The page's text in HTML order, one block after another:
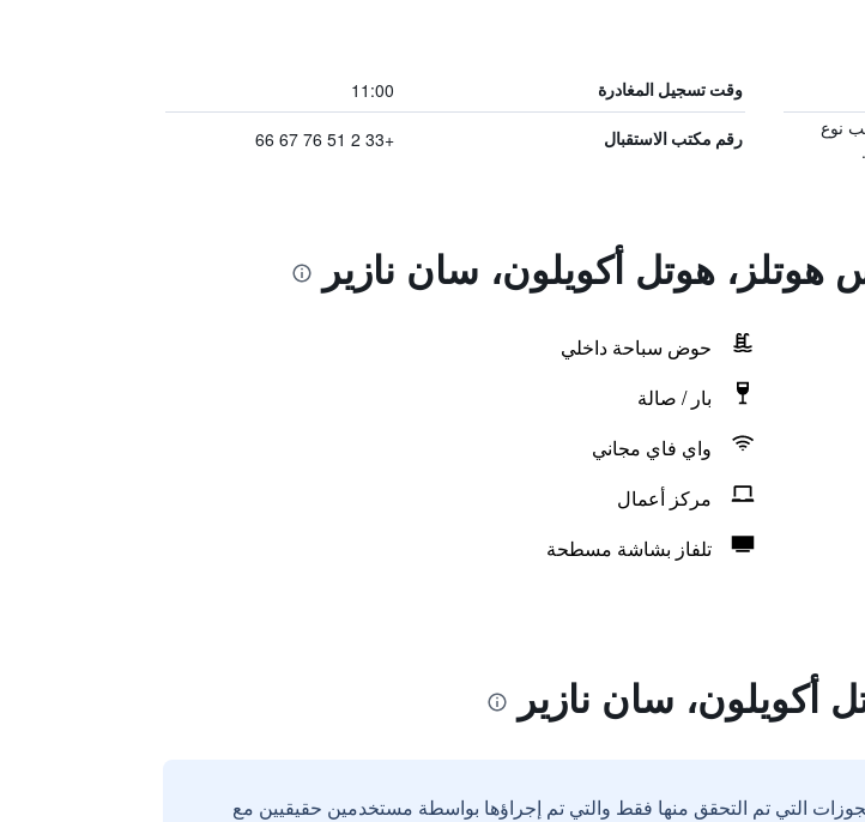
وقت تسجيل المغادرة 11:00
نوع
رقم مكتب الاستقبال +33 2 51 76 67 66
هوتل أكويلون، سان نازير
حوض سباحة داخلي
بار / صالة
واي فاي مجاني
مركز أعمال
تلفاز بشاشة مسطحة
سان نازير
التي تم التحقق منها فقط والتي تم إجراؤها بواسطة مستخدمين حقيقيين مع